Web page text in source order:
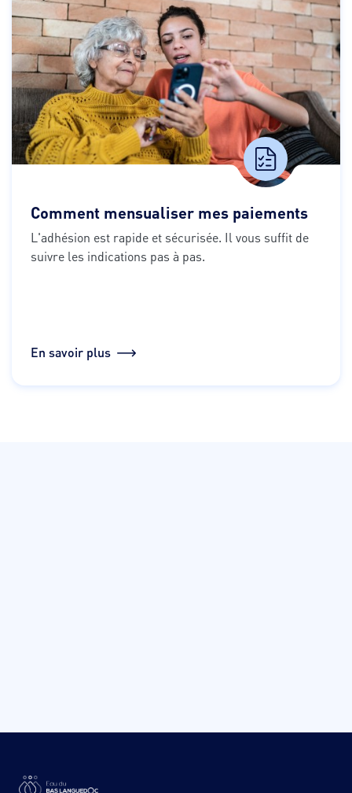
Comment mensualiser mes paiements
L'adhésion est rapide et sécurisée. Il vous suffit de
suivre les indications pas à pas.
En savoir plus